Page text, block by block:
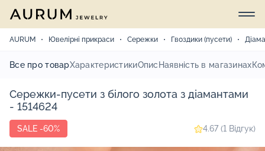
AURUM Ювелірні прикраси Сережки Гвоздики (пусети)
Все про товарХарактеристикиОпис Наявність в магазинах
Сережки-пусети з білого золота з діамантами
- 1514624
SALE -60% 4.67 (1 Відгук)